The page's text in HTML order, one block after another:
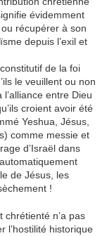
évidemment
récupérer à son
depuis l’exil et
de la foi
le veuillent ou non
entre Dieu
croient avoir été
Yeshua, Jésus,
comme messie et
d’Israël dans
de Jésus, les
!
n’a pas
l’hostilité historique